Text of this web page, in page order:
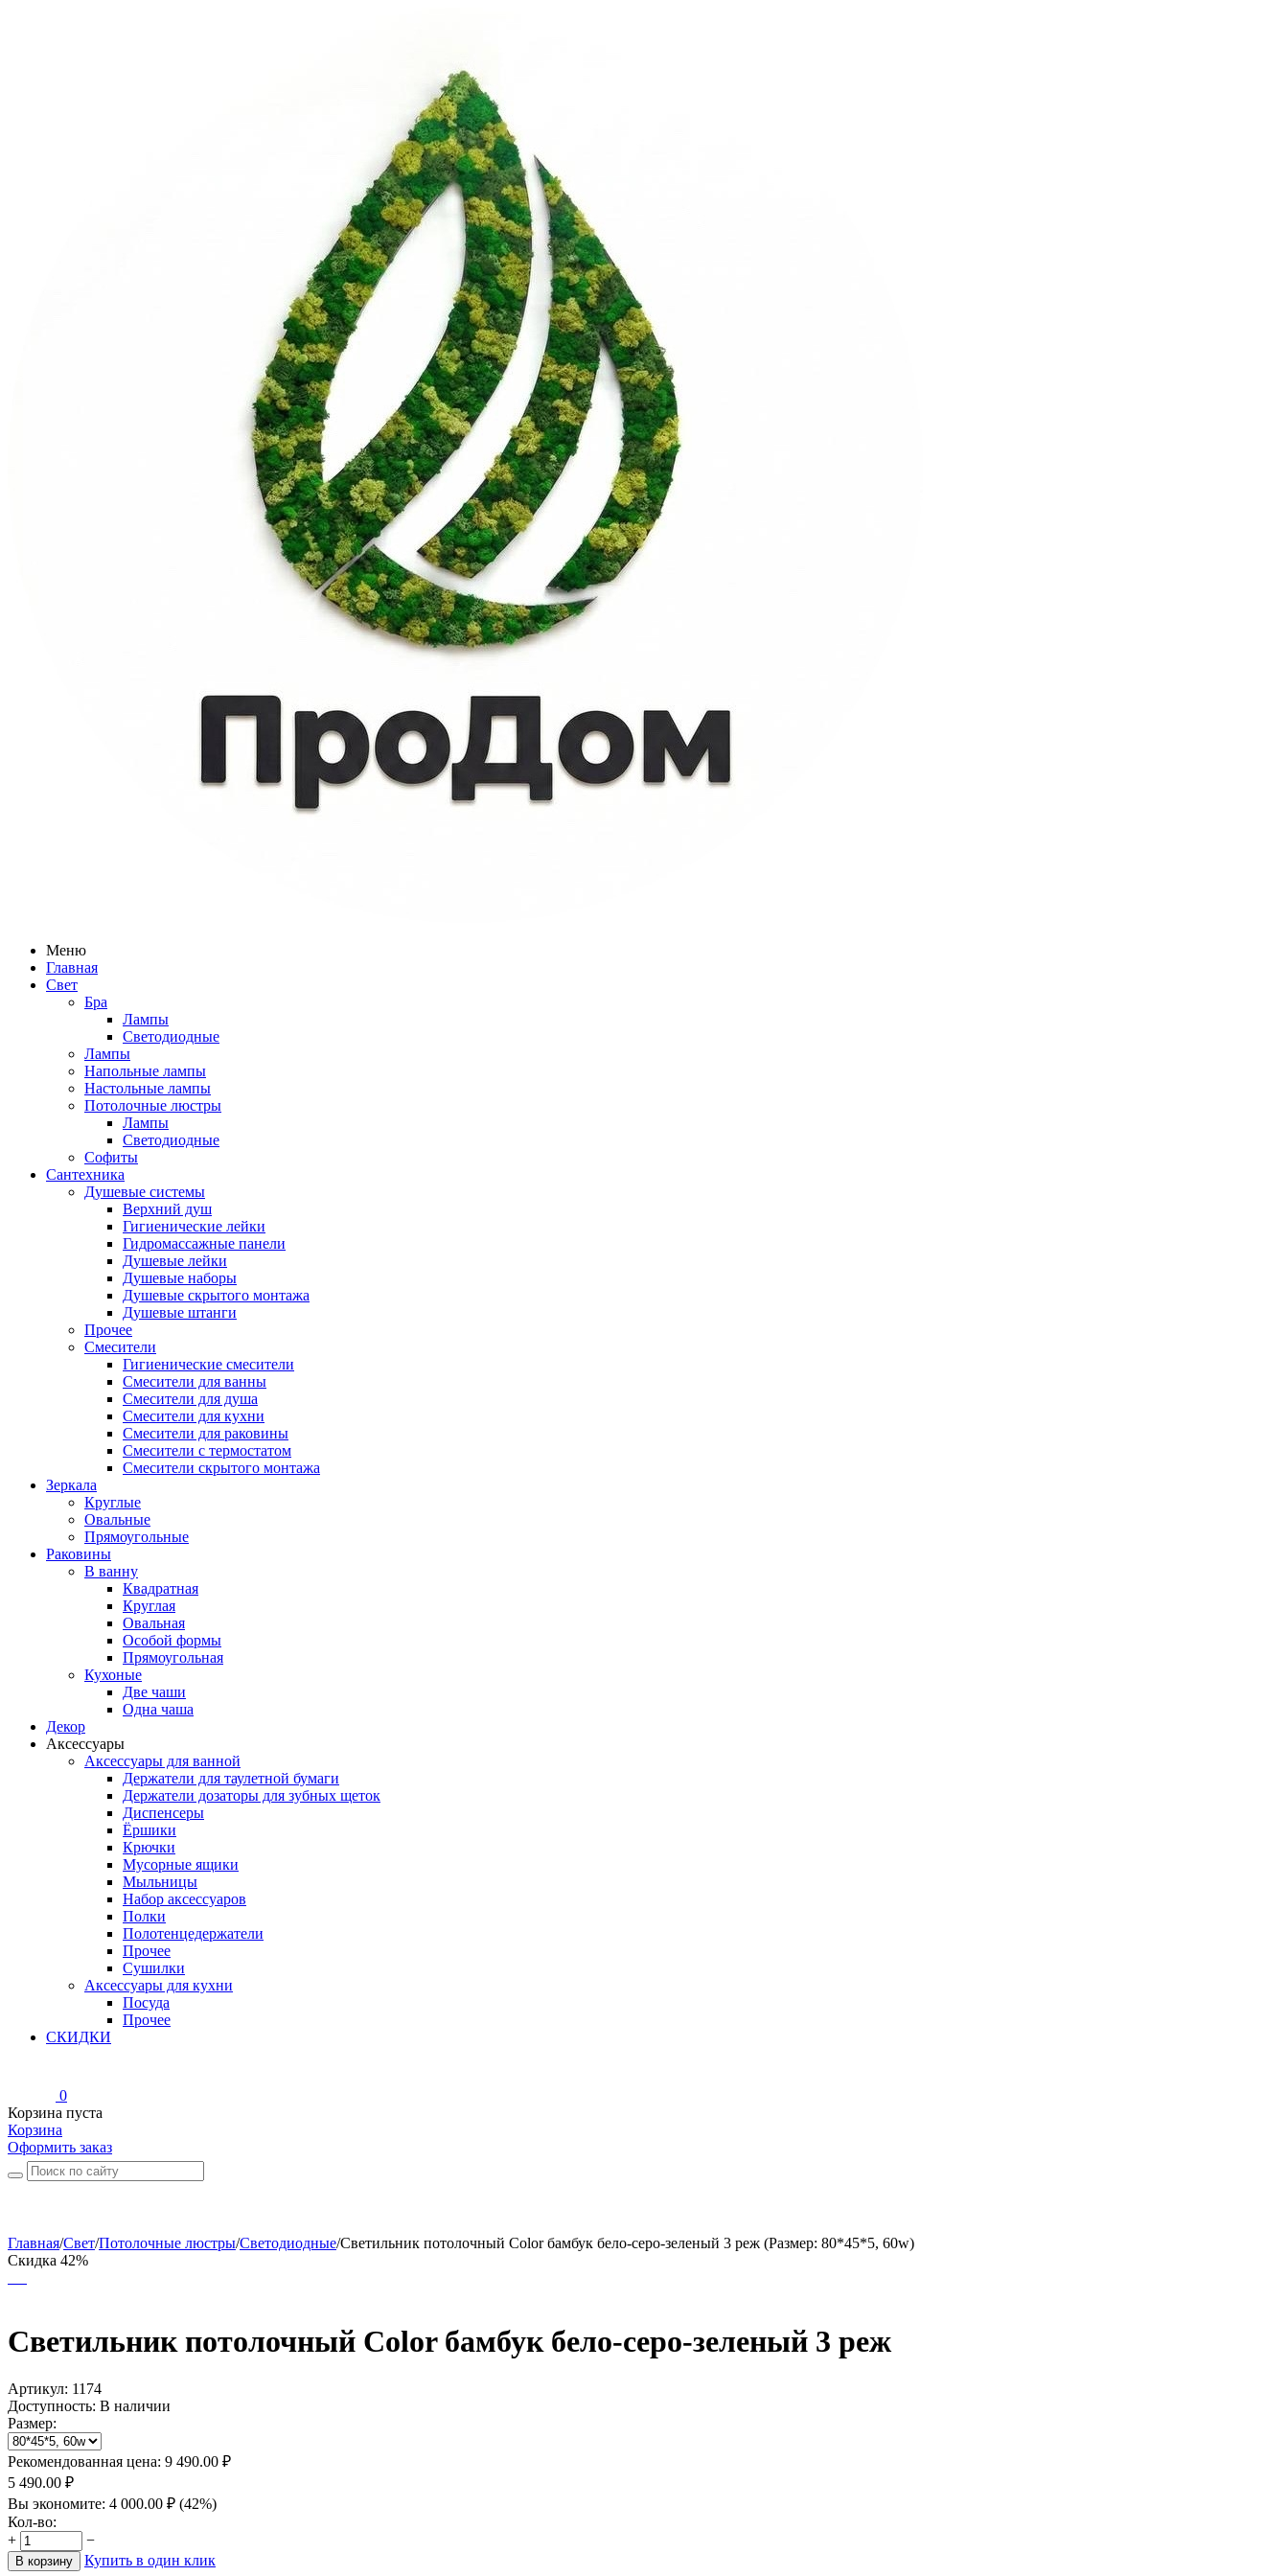
Меню
Главная
Свет
Бра
Лампы
Светодиодные
Лампы
Напольные лампы
Настольные лампы
Потолочные люстры
Лампы
Светодиодные
Софиты
Сантехника
Душевые системы
Верхний душ
Гигиенические лейки
Гидромассажные панели
Душевые лейки
Душевые наборы
Душевые скрытого монтажа
Душевые штанги
Прочее
Смесители
Гигиенические смесители
Смесители для ванны
Смесители для душа
Смесители для кухни
Смесители для раковины
Смесители с термостатом
Смесители скрытого монтажа
Зеркала
Круглые
Овальные
Прямоугольные
Раковины
В ванну
Квадратная
Круглая
Овальная
Особой формы
Прямоугольная
Кухоные
Две чаши
Одна чаша
Декор
Аксессуары
Аксессуары для ванной
Держатели для таулетной бумаги
Держатели дозаторы для зубных щеток
Диспенсеры
Ёршики
Крючки
Мусорные ящики
Мыльницы
Набор аксессуаров
Полки
Полотенцедержатели
Прочее
Сушилки
Аксессуары для кухни
Посуда
Прочее
СКИДКИ
0
Корзина пуста
Корзина
Оформить заказ
Главная/Свет/Потолочные люстры/Светодиодные/Светильник потолочный Color бамбук бело-серо-зеленый 3 реж (Размер: 80*45*5, 60w)
Скидка 42%
Светильник потолочный Color бамбук бело-серо-зеленый 3 реж
Артикул: 1174
Доступность: В наличии
Размер:
Рекомендованная цена: 9 490.00 ₽
5 490.00 ₽
Вы экономите: 4 000.00 ₽ (42%)
Кол-во:
+
−
В корзину Купить в один клик